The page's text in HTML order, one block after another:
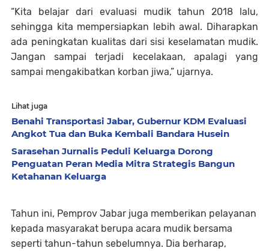
“Kita belajar dari evaluasi mudik tahun 2018 lalu,
sehingga kita mempersiapkan lebih awal. Diharapkan
ada peningkatan kualitas dari sisi keselamatan mudik.
Jangan sampai terjadi kecelakaan, apalagi yang
sampai mengakibatkan korban jiwa,” ujarnya.
Lihat juga
Benahi Transportasi Jabar, Gubernur KDM Evaluasi
Angkot Tua dan Buka Kembali Bandara Husein
Sarasehan Jurnalis Peduli Keluarga Dorong
Penguatan Peran Media Mitra Strategis Bangun
Ketahanan Keluarga
Tahun ini, Pemprov Jabar juga memberikan pelayanan
kepada masyarakat berupa acara mudik bersama
seperti tahun-tahun sebelumnya. Dia berharap,